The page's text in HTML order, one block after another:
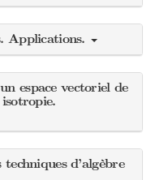
Applications.
espace vectoriel de
d’algèbre